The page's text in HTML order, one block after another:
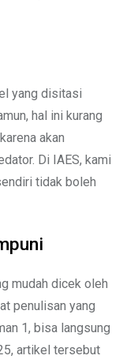
yang disitasi
hal ini kurang
akan
Di IAES, kami
tidak boleh
mudah dicek oleh
penulisan yang
1, bisa langsung
artikel tersebut